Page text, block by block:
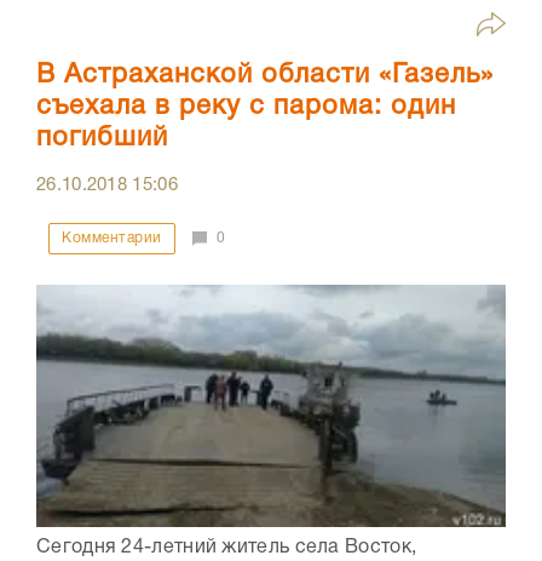
В Астраханской области «Газель»
съехала в реку с парома: один
погибший
26.10.2018 15:06
Комментарии 0
Сегодня 24-летний житель села Восток,